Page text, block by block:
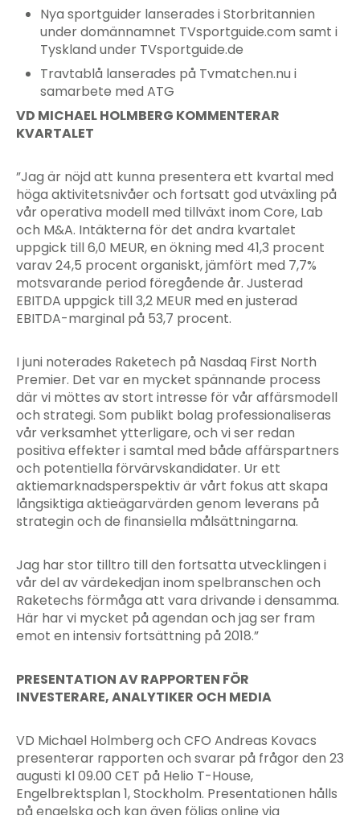
Nya sportguider lanserades i Storbritannien
under domännamnet TVsportguide.com samt i
Tyskland under TVsportguide.de
Travtablå lanserades på Tvmatchen.nu i
samarbete med ATG
VD MICHAEL HOLMBERG KOMMENTERAR
KVARTALET
”Jag är nöjd att kunna presentera ett kvartal med
höga aktivitetsnivåer och fortsatt god utväxling på
vår operativa modell med tillväxt inom Core, Lab
och M&A. Intäkterna för det andra kvartalet
uppgick till 6,0 MEUR, en ökning med 41,3 procent
varav 24,5 procent organiskt, jämfört med 7,7%
motsvarande period föregående år. Justerad
EBITDA uppgick till 3,2 MEUR med en justerad
EBITDA-marginal på 53,7 procent.
I juni noterades Raketech på Nasdaq First North
Premier. Det var en mycket spännande process
där vi möttes av stort intresse för vår affärsmodell
och strategi. Som publikt bolag professionaliseras
vår verksamhet ytterligare, och vi ser redan
positiva effekter i samtal med både affärspartners
och potentiella förvärvskandidater. Ur ett
aktiemarknadsperspektiv är vårt fokus att skapa
långsiktiga aktieägarvärden genom leverans på
strategin och de finansiella målsättningarna.
Jag har stor tilltro till den fortsatta utvecklingen i
vår del av värdekedjan inom spelbranschen och
Raketechs förmåga att vara drivande i densamma.
Här har vi mycket på agendan och jag ser fram
emot en intensiv fortsättning på 2018.”
PRESENTATION AV RAPPORTEN FÖR
INVESTERARE, ANALYTIKER OCH MEDIA
VD Michael Holmberg och CFO Andreas Kovacs
presenterar rapporten och svarar på frågor den 23
augusti kl 09.00 CET på Helio T-House,
Engelbrektsplan 1, Stockholm. Presentationen hålls